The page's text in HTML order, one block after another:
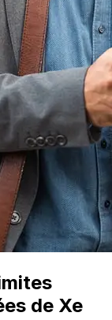
de Xe